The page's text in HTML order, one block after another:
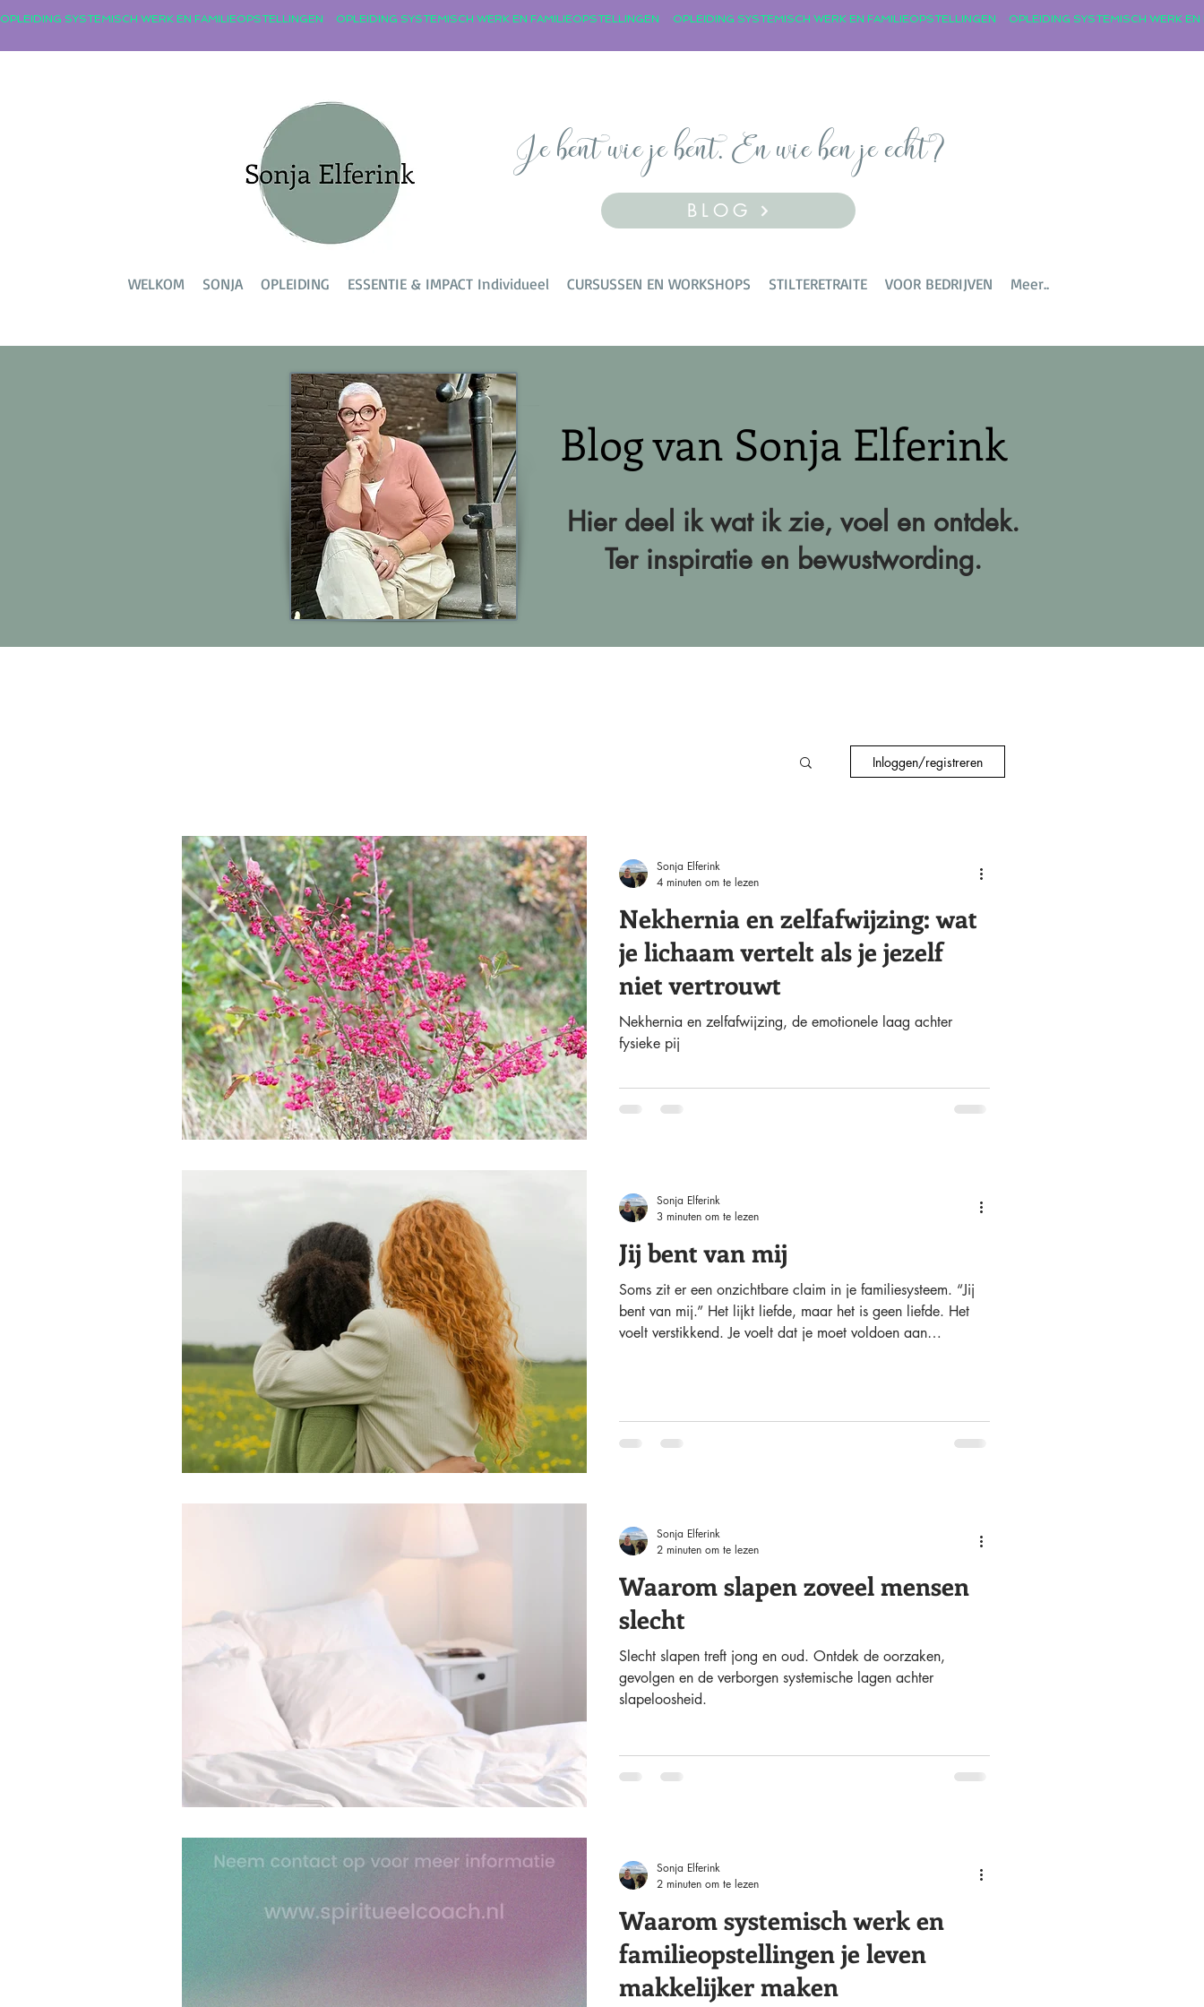
OPLEIDING SYSTEMISCH WERK EN FAMILIEOPSTELLINGEN
Je bent wie je bent. En wie ben je echt?
BLOG
WELKOM SONJA OPLEIDING ESSENTIE & IMPACT Individueel CURSUSSEN EN WORKSHOPS STILTERETRAITE VOOR BEDRIJVEN Meer..
Blog van Sonja Elferink
Hier deel ik wat ik zie, voel en ontdek.
Ter inspiratie en bewustwording.
Inloggen/registreren
Nekhernia en zelfafwijzing: wat
je lichaam vertelt als je jezelf
niet vertrouwt
Nekhernia en zelfafwijzing, de emotionele laag achter
fysieke pij
Sonja Elferink
4 minuten om te lezen
Jij bent van mij
Soms zit er een onzichtbare claim in je familiesysteem. “Jij
bent van mij.” Het lijkt liefde, maar het is geen liefde. Het
voelt verstikkend. Je voelt dat je moet voldoen aan
komt er ruimte. Dan kun je je eigen plek innemen. Niet als
redder maar als kind. Dan word je vrij om jezelf te zijn.
Sonja Elferink
3 minuten om te lezen
Waarom slapen zoveel mensen
slecht
Slecht slapen treft jong en oud. Ontdek de oorzaken,
gevolgen en de verborgen systemische lagen achter
slapeloosheid.
Sonja Elferink
2 minuten om te lezen
Waarom systemisch werk en
familieopstellingen je leven
makkelijker maken
Sonja Elferink
2 minuten om te lezen